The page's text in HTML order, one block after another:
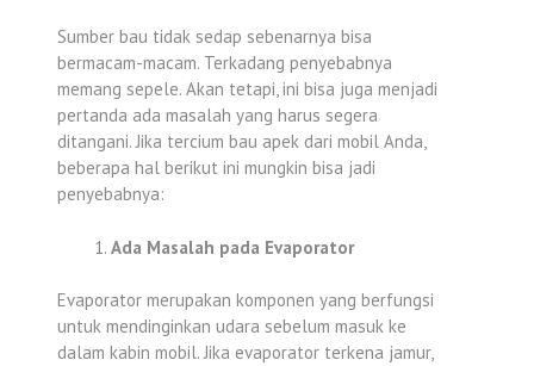
Sumber bau tidak sedap sebenarnya bisa
bermacam-macam. Terkadang penyebabnya
memang sepele. Akan tetapi, ini bisa juga menjadi
pertanda ada masalah yang harus segera
ditangani. Jika tercium bau apek dari mobil Anda,
beberapa hal berikut ini mungkin bisa jadi
penyebabnya:
Ada Masalah pada Evaporator
Evaporator merupakan komponen yang berfungsi
untuk mendinginkan udara sebelum masuk ke
dalam kabin mobil. Jika evaporator terkena jamur,